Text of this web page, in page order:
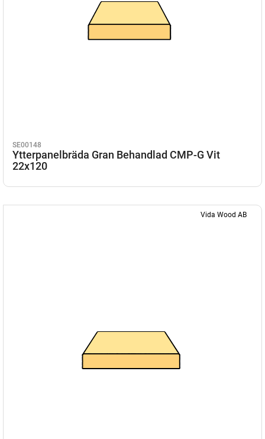
SE00148
Ytterpanelbräda Gran Behandlad CMP-G Vit
22x120
Vida Wood AB